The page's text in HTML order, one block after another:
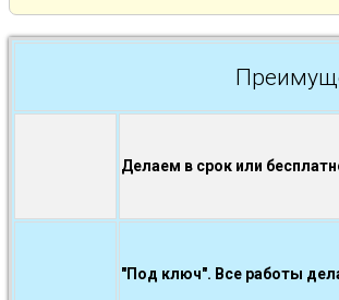
Делаем в срок или
"Под ключ". Все работы